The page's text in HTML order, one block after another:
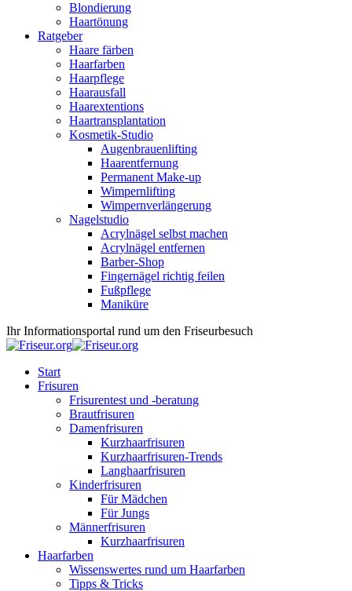
Blondierung
Haartönung
Ratgeber
Haare färben
Haarfarben
Haarpflege
Haarausfall
Haarextentions
Haartransplantation
Kosmetik-Studio
Augenbrauenlifting
Haarentfernung
Permanent Make-up
Wimpernlifting
Wimpernverlängerung
Nagelstudio
Acrylnägel selbst machen
Acrylnägel entfernen
Barber-Shop
Fingernägel richtig feilen
Fußpflege
Maniküre
Ihr Informationsportal rund um den Friseurbesuch
Start
Frisuren
Frisurentest und -beratung
Brautfrisuren
Damenfrisuren
Kurzhaarfrisuren
Kurzhaarfrisuren-Trends
Langhaarfrisuren
Kinderfrisuren
Für Mädchen
Für Jungs
Männerfrisuren
Kurzhaarfrisuren
Haarfarben
Wissenswertes rund um Haarfarben
Tipps & Tricks